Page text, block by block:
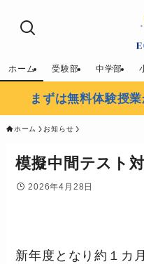
ホーム 受験部 中学部
まずは無料体験授業
ホーム お知らせ
模擬中間テスト
2026年4月28日
新年度となり約１カ